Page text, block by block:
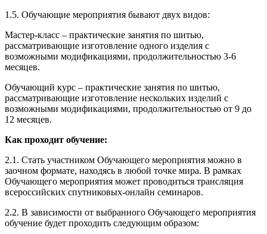
1.5. Обучающие мероприятия бывают двух видов:
Мастер-класс – практические занятия по шитью,
рассматривающие изготовление одного изделия с
возможными модификациями, продолжительностью 3-6
месяцев.
Обучающий курс – практические занятия по шитью,
рассматривающие изготовление нескольких изделий с
возможными модификациями, продолжительностью от 9 до
12 месяцев.
Как проходит обучение:
2.1. Стать участником Обучающего мероприятия можно в
заочном формате, находясь в любой точке мира. В рамках
Обучающего мероприятия может проводиться трансляция
всероссийских спутниковых-онлайн семинаров.
2.2. В зависимости от выбранного Обучающего мероприятия
обучение будет проходить следующим образом: